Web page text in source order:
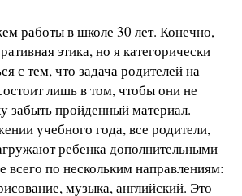
работы в школе 30 лет. Конечно,
этика, но я категорически
с тем, что задача родителей на
лишь в том, чтобы они не
забыть пройденный материал.
учебного года, все родители,
ребенка дополнительными
всего по нескольким направлениям:
музыка, английский. Это